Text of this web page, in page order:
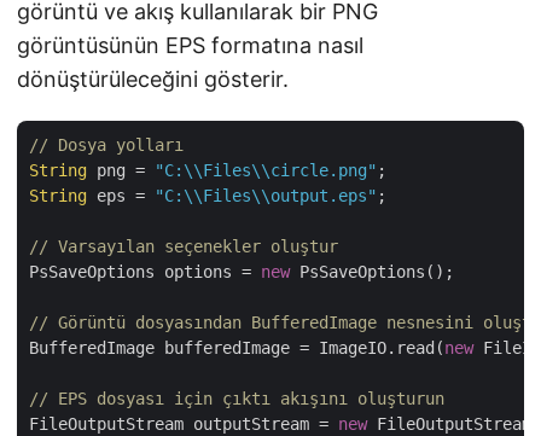
görüntü ve akış kullanılarak bir PNG
görüntüsünün EPS formatına nasıl
dönüştürüleceğini gösterir.
// Dosya yolları
String png = "C:\\Files\\circle.png"
String eps = "C:\\Files\\output.eps" ;
// Varsayılan seçenekler oluştur
PsSaveOptions options = new PsSaveOptions();
// Görüntü dosyasından BufferedImage nesnesini
BufferedImage bufferedImage = ImageIO.read(new
// EPS dosyası için çıktı akışını oluşturun
FileOutputStream outputStream = new